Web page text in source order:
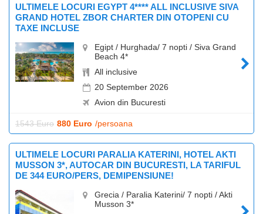
ULTIMELE LOCURI EGYPT 4**** ALL INCLUSIVE SIVA
GRAND HOTEL ZBOR CHARTER DIN OTOPENI CU
TAXE INCLUSE
Egipt / Hurghada/ 7 nopti / Siva Grand
Beach 4*
All inclusive
20 September 2026
Avion din Bucuresti
1543 Euro 880 Euro /persoana
ULTIMELE LOCURI PARALIA KATERINI, HOTEL AKTI
MUSSON 3*, AUTOCAR DIN BUCURESTI, LA TARIFUL
DE 344 EURO/PERS, DEMIPENSIUNE!
Grecia / Paralia Katerini/ 7 nopti / Akti
Musson 3*